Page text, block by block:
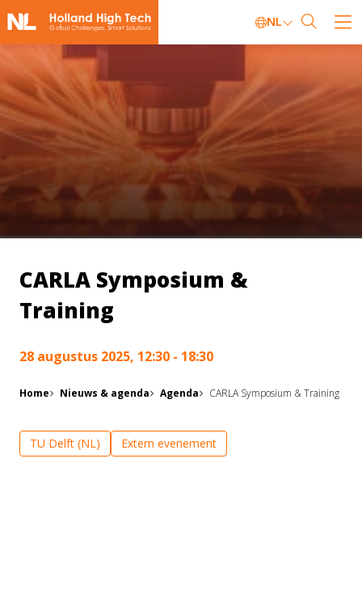
NL
CARLA Symposium &
Training
28 augustus 2025, 12:30 - 18:30
Home Nieuws & agenda Agenda CARLA Symposium & Training
TU Delft (NL) Extern evenement